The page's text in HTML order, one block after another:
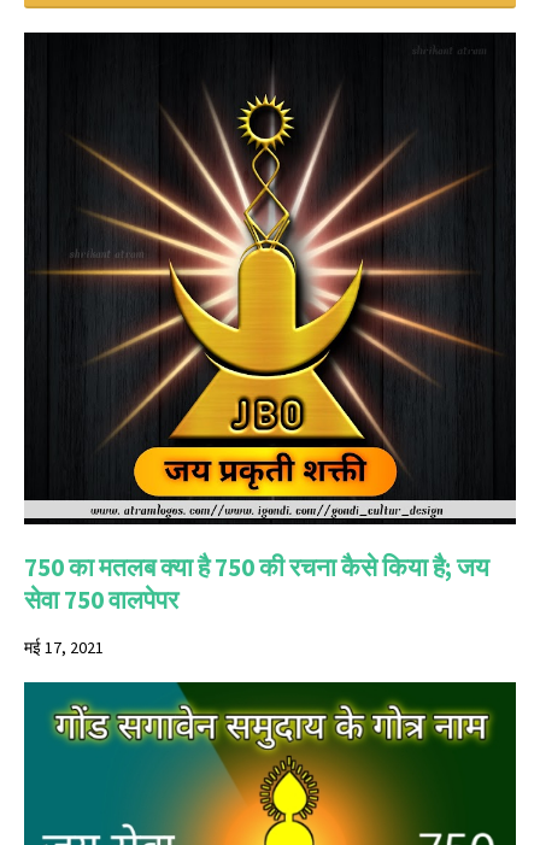
750 का मतलब क्या है 750 की रचना कैसे किया है; जय
सेवा 750 वालपेपर
मई 17, 2021